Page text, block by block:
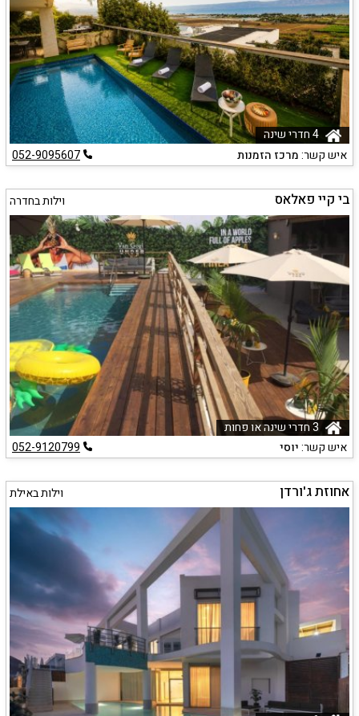
איש קשר:מרכז הזמנות 052-9095607
בי קיי פאלאס וילות בחדרה
איש קשר:יוסי 052-9120799
אחוזת ג'ורדן וילות באילת